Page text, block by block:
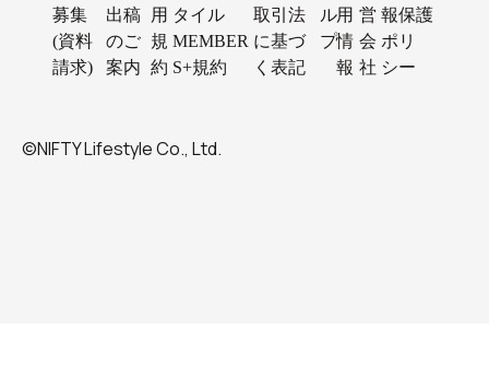
募集
(資料
請求)
出稿
のご
案内
用
規
約
タイル
MEMBER
S+規約
取引法
に基づ
く表記
ル
プ
用
情
報
営
会
社
報保護
ポリ
シー
©NIFTY Lifestyle Co., Ltd.